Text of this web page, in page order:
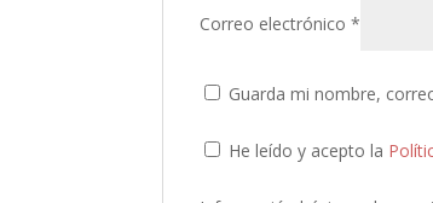
Correo electrónico*
Guarda mi nombre,
He leído y acepto la